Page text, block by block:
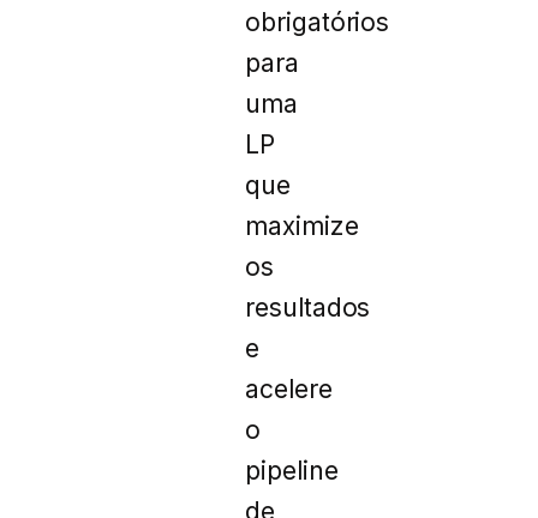
obrigatórios
para
uma
LP
que
maximize
os
resultados
e
acelere
o
pipeline
de